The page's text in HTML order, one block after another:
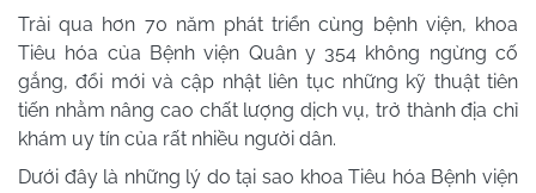
Trải qua hơn 70 năm phát triển cùng bệnh viện, khoa
Tiêu hóa của Bệnh viện Quân y 354 không ngừng cố
gắng, đổi mới và cập nhật liên tục những kỹ thuật tiên
tiến nhằm nâng cao chất lượng dịch vụ, trở thành địa chỉ
khám uy tín của rất nhiều người dân.
Dưới đây là những lý do tại sao khoa Tiêu hóa Bệnh viện